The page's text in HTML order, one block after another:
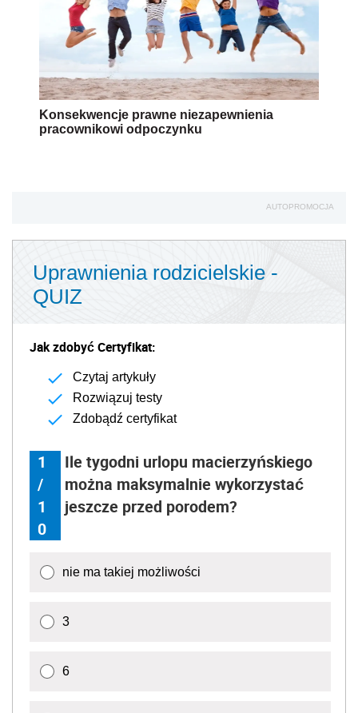
Konsekwencje prawne niezapewnienia
pracownikowi odpoczynku
AUTOPROMOCJA
Uprawnienia rodzicielskie -
QUIZ
Jak zdobyć Certyfikat:
Czytaj artykuły
Rozwiązuj testy
Zdobądź certyfikat
1
/
1
0
Ile tygodni urlopu macierzyńskiego
można maksymalnie wykorzystać
jeszcze przed porodem?
nie ma takiej możliwości
3
6